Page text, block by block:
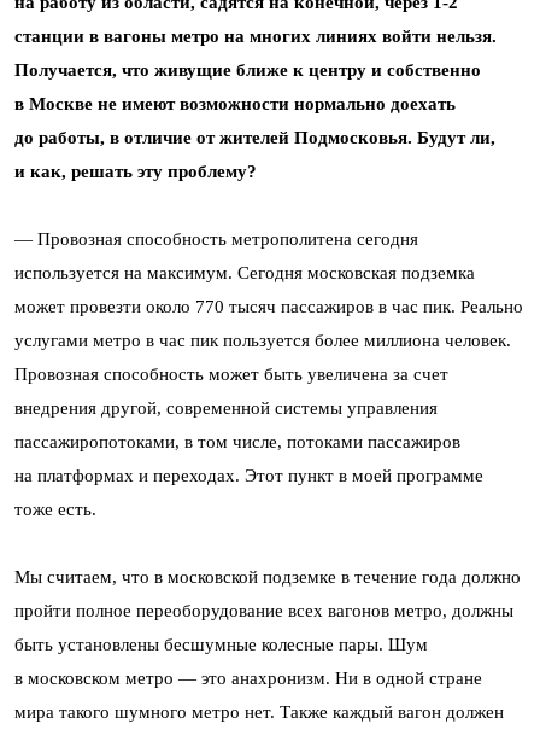
станции в вагоны метро на многих линиях войти нельзя.
Получается, что живущие ближе к центру и собственно
в Москве не имеют возможности нормально доехать
до работы, в отличие от жителей Подмосковья. Будут ли,
и как, решать эту проблему?
— Провозная способность метрополитена сегодня
используется на максимум. Сегодня московская подземка
может провезти около 770 тысяч пассажиров в час пик. Реально
услугами метро в час пик пользуется более миллиона человек.
Провозная способность может быть увеличена за счет
внедрения другой, современной системы управления
пассажиропотоками, в том числе, потоками пассажиров
на платформах и переходах. Этот пункт в моей программе
тоже есть.
Мы считаем, что в московской подземке в течение года должно
пройти полное переоборудование всех вагонов метро, должны
быть установлены бесшумные колесные пары. Шум
в московском метро — это анахронизм. Ни в одной стране
мира такого шумного метро нет. Также каждый вагон должен